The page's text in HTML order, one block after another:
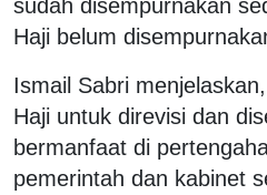
sudah disempurnakan
Haji belum
Ismail Sabri
Haji untuk direvisi dan
bermanfaat di
pemerintah dan kabinet